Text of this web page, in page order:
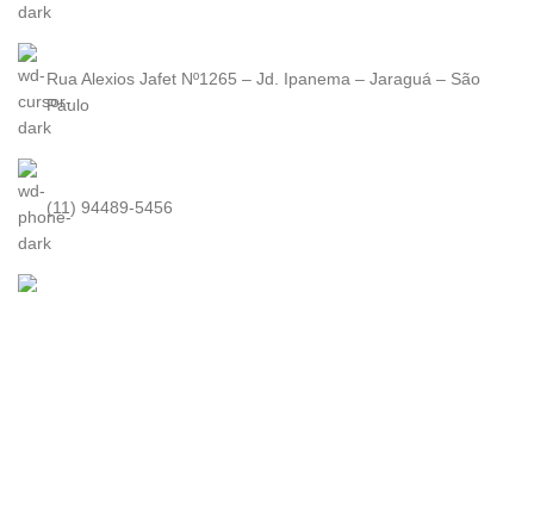
Rua Alexios Jafet Nº1265 – Jd. Ipanema – Jaraguá – São
Paulo
(11) 94489-5456